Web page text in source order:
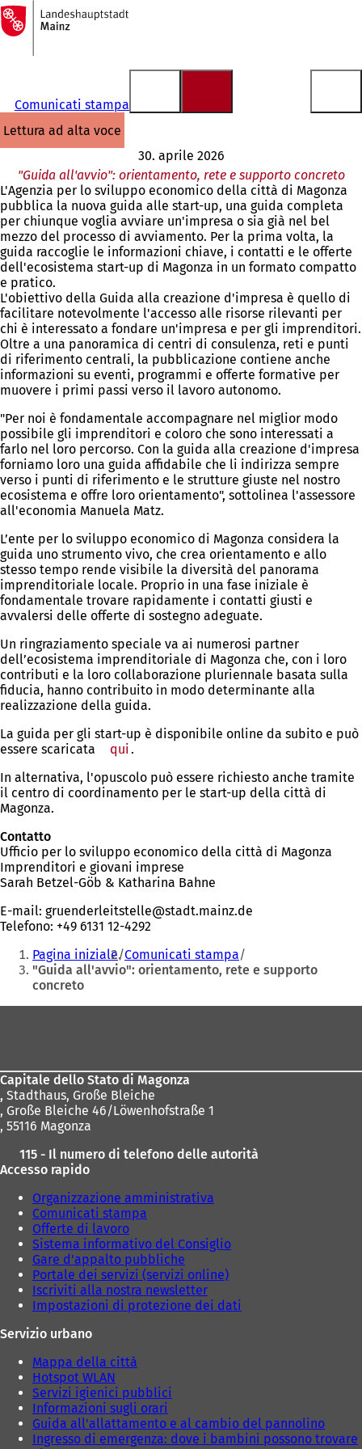
Vai al contenuto
Alla
pagina
iniziale
Comunicati stampa
lettura ad alta voce
30. aprile 2026
"Guida all'avvio": orientamento, rete e supporto concreto
L'Agenzia per lo sviluppo economico della città di Magonza
pubblica la nuova guida alle start-up, una guida completa
per chiunque voglia avviare un'impresa o sia già nel bel
mezzo del processo di avviamento. Per la prima volta, la
guida raccoglie le informazioni chiave, i contatti e le offerte
dell'ecosistema start-up di Magonza in un formato compatto
e pratico.
L'obiettivo della Guida alla creazione d'impresa è quello di
facilitare notevolmente l'accesso alle risorse rilevanti per
chi è interessato a fondare un'impresa e per gli imprenditori.
Oltre a una panoramica di centri di consulenza, reti e punti
di riferimento centrali, la pubblicazione contiene anche
informazioni su eventi, programmi e offerte formative per
muovere i primi passi verso il lavoro autonomo.
"Per noi è fondamentale accompagnare nel miglior modo
possibile gli imprenditori e coloro che sono interessati a
farlo nel loro percorso. Con la guida alla creazione d'impresa
forniamo loro una guida affidabile che li indirizza sempre
verso i punti di riferimento e le strutture giuste nel nostro
ecosistema e offre loro orientamento", sottolinea l'assessore
all'economia Manuela Matz.
L’ente per lo sviluppo economico di Magonza considera la
guida uno strumento vivo, che crea orientamento e allo
stesso tempo rende visibile la diversità del panorama
imprenditoriale locale. Proprio in una fase iniziale è
fondamentale trovare rapidamente i contatti giusti e
avvalersi delle offerte di sostegno adeguate.
Un ringraziamento speciale va ai numerosi partner
dell’ecosistema imprenditoriale di Magonza che, con i loro
contributi e la loro collaborazione pluriennale basata sulla
fiducia, hanno contribuito in modo determinante alla
realizzazione della guida.
La guida per gli start-up è disponibile online da subito e può
essere scaricata
qui(Si
in
una
.
In alternativa, l'opuscolo può essere richiesto anche tramite
il centro di coordinamento per le start-up della città di
Magonza.
Contatto
Ufficio per lo sviluppo economico della città di Magonza
Imprenditori e giovani imprese
Sarah Betzel-Göb & Katharina Bahne
E-mail: gruenderleitstelle stadt.mainz de
Telefono: +49 6131 12-4292
Siete
qui:
Pagina iniziale Comunicati stampa
"Guida all'avvio": orientamento, rete e supporto
concreto
Capitale dello Stato di Magonza
, Stadthaus, Große Bleiche
, Große Bleiche 46/Löwenhofstraße 1
, 55116 Magonza
115 - Il numero di telefono delle autorità
Accesso rapido
Organizzazione amministrativa
Comunicati stampa
Offerte di lavoro
Sistema informativo del Consiglio
Gare d'appalto pubbliche
Portale dei servizi (servizi online)
Iscriviti alla nostra newsletter
Impostazioni di protezione dei dati
Servizio urbano
Mappa della città
Hotspot WLAN
Servizi igienici pubblici
Informazioni sugli orari
Guida all'allattamento e al cambio del pannolino
Ingresso di emergenza: dove i bambini possono trovare